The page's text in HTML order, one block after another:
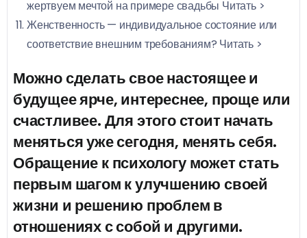
жертвуем мечтой на примере свадьбы Читать >
Женственность — индивидуальное состояние или
соответствие внешним требованиям? Читать >
Можно сделать свое настоящее и
будущее ярче, интереснее, проще или
счастливее. Для этого стоит начать
меняться уже сегодня, менять себя.
Обращение к психологу может стать
первым шагом к улучшению своей
жизни и решению проблем в
отношениях с собой и другими.